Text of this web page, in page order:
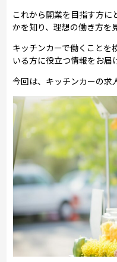
これから開業を目指す方に
かを知り、理想の働き方を
キッチンカーで働くことを
いる方に役立つ情報をお届
今回は、キッチンカーの求